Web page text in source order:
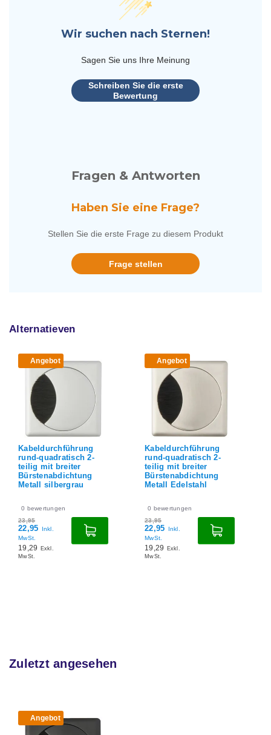
Wir suchen nach Sternen!
Sagen Sie uns Ihre Meinung
Schreiben Sie die erste
Bewertung
Fragen & Antworten
Haben Sie eine Frage?
Stellen Sie die erste Frage zu diesem Produkt
Frage stellen
Alternatieven
Angebot
Kabeldurchführung
rund-quadratisch 2-
teilig mit breiter
Bürstenabdichtung
Metall Edelstahl
0 bewertungen
23,95
22,95
Inkl.
MwSt.
19,29Exkl.
MwSt.
Angebot
Kabeldurchführung
rund-quadratisch 2-
teilig mit breiter
Bürstenabdichtung
Metall Chrom
0 bewertungen
23,95
22,95
Inkl.
MwSt.
19,29Exkl.
MwSt.
Zuletzt angesehen
Angebot